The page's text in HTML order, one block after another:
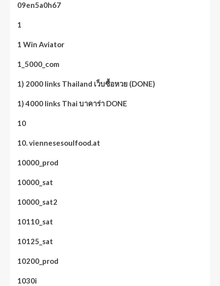
09en5a0h67
1
1 Win Aviator
1_5000_com
1) 2000 links Thailand เว็บซื้อหวย (DONE)
1) 4000 links Thai บาคาร่า DONE
10
10. viennesesoulfood.at
10000_prod
10000_sat
10000_sat2
10110_sat
10125_sat
10200_prod
1030i